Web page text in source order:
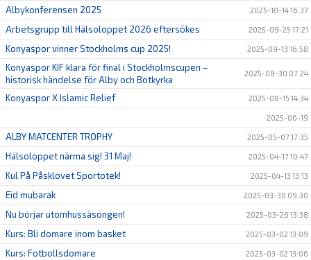
Albykonferensen 2025 2025-10-14 16:37
Arbetsgrupp till Hälsoloppet 2026 eftersökes 2025-09-25 17:21
Konyaspor vinner Stockholms cup 2025! 2025-09-13 16:58
Konyaspor KIF klara för final i Stockholmscupen –
historisk händelse för Alby och Botkyrka
2025-08-30 07:24
Konyaspor X Islamic Relief 2025-08-15 14:34
2025-06-19
ALBY MATCENTER TROPHY 2025-05-07 17:35
Hälsoloppet närma sig! 31 Maj! 2025-04-17 10:47
Kul På Påsklovet Sportotek! 2025-04-13 13:13
Eid mubarak 2025-03-30 09:30
Nu börjar utomhussäsongen! 2025-03-26 13:38
Kurs: Bli domare inom basket 2025-03-02 13:09
Kurs: Fotbollsdomare 2025-03-02 13:06